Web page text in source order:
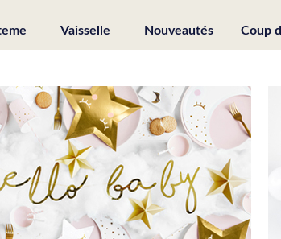
Vaisselle Nouveautés Coup